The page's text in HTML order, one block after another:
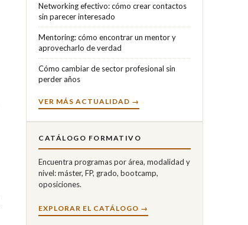
Networking efectivo: cómo crear contactos
sin parecer interesado
Mentoring: cómo encontrar un mentor y
aprovecharlo de verdad
Cómo cambiar de sector profesional sin
perder años
VER MÁS ACTUALIDAD →
CATÁLOGO FORMATIVO
Encuentra programas por área, modalidad y
nivel: máster, FP, grado, bootcamp,
oposiciones.
EXPLORAR EL CATÁLOGO →